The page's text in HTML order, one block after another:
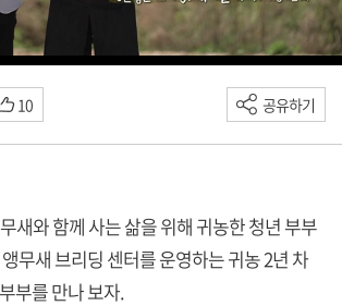
10 공유하기
새와 함께 사는 삶을 위해 귀농한 청년 부부
무새 브리딩 센터를 운영하는 귀농 2년 차
부를 만나 보자.